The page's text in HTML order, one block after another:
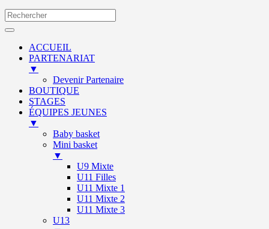
ACCUEIL
PARTENARIAT
▼
Devenir Partenaire
BOUTIQUE
STAGES
ÉQUIPES JEUNES
▼
Baby basket
Mini basket
▼
U9 Mixte
U11 Filles
U11 Mixte 1
U11 Mixte 2
U11 Mixte 3
U13